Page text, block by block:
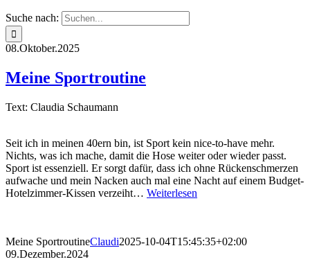
Suche nach:
08.Oktober.2025
Meine Sportroutine
Text: Claudia Schaumann
Seit ich in meinen 40ern bin, ist Sport kein nice-to-have mehr.
Nichts, was ich mache, damit die Hose weiter oder wieder passt.
Sport ist essenziell. Er sorgt dafür, dass ich ohne Rückenschmerzen
aufwache und mein Nacken auch mal eine Nacht auf einem Budget-
Hotelzimmer-Kissen verzeiht… Weiterlesen
Meine SportroutineClaudi2025-10-04T15:45:35+02:00
09.Dezember.2024